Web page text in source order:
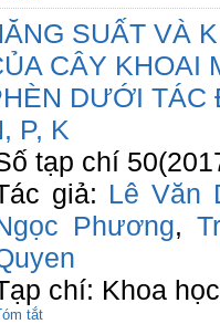
SUẤT VÀ
CÂY KHOAI
DƯỚI TÁC
P, K
tạp chí
giả: Lê Văn
Phương,
chí: Khoa
tắt